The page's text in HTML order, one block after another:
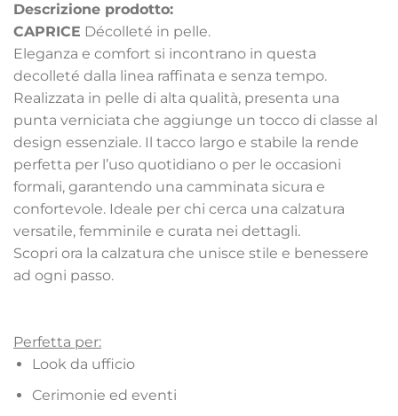
Descrizione prodotto:
CAPRICE Décolleté in pelle.
Eleganza e comfort si incontrano in questa
decolleté dalla linea raffinata e senza tempo.
Realizzata in pelle di alta qualità, presenta una
punta verniciata che aggiunge un tocco di classe al
design essenziale. Il tacco largo e stabile la rende
perfetta per l’uso quotidiano o per le occasioni
formali, garantendo una camminata sicura e
confortevole. Ideale per chi cerca una calzatura
versatile, femminile e curata nei dettagli.
Scopri ora la calzatura che unisce stile e benessere
ad ogni passo.
Perfetta per:
Look da ufficio
Cerimonie ed eventi